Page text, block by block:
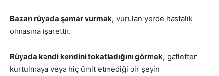
Bazan rüyada şamar vurmak, vurulan yerde hastalık
olmasına işarettir.
Rüyada kendi kendini tokatladığını görmek, gafletten
kurtulmaya veya hiç ümit etmediği bir şeyin